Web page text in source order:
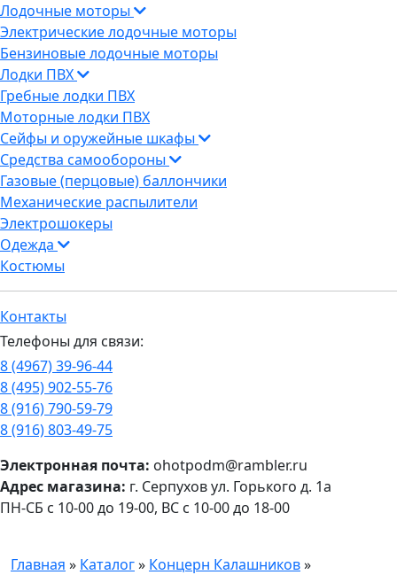
Лодочные моторы
Электрические лодочные моторы
Бензиновые лодочные моторы
Лодки ПВХ
Гребные лодки ПВХ
Моторные лодки ПВХ
Сейфы и оружейные шкафы
Средства самообороны
Газовые (перцовые) баллончики
Механические распылители
Электрошокеры
Одежда
Костюмы
Контакты
Телефоны для связи:
8 (4967) 39-96-44
8 (495) 902-55-76
8 (916) 790-59-79
8 (916) 803-49-75
ПН-СБ с 10-00 до 19-00, ВС с 10-00 до 18-00
Электронная почта: ohotpodm@rambler.ru
Адрес магазина: г. Серпухов ул. Горького д. 1а
Главная » Каталог» Концерн Калашников»